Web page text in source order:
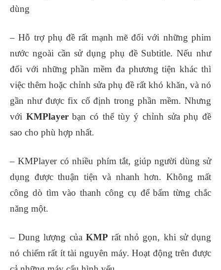
dùng
– Hỗ trợ phụ đề rất mạnh mẽ đối với những phim
nước ngoài cần sử dụng phụ đề Subtitle. Nếu như
đối với những phần mềm đa phương tiện khác thì
việc thêm hoặc chỉnh sửa phụ đề rất khó khăn, và nó
gần như được fix cố định trong phần mềm. Nhưng
với KMPlayerbạn có thể tùy ý chỉnh sửa phụ đề
sao cho phù hợp nhất.
– KMPlayer có nhiều phím tắt, giúp người dùng sử
dụng được thuận tiện và nhanh hơn. Không mất
công dò tìm vào thanh công cụ để bấm từng chắc
năng một.
– Dung lượng của KMP rất nhỏ gọn, khi sử dụng
nó chiếm rất ít tài nguyên máy. Hoạt động trên được